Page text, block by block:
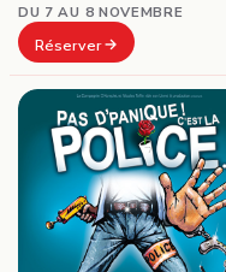
DU 7 AU 8 NOVEMBRE
Réserver